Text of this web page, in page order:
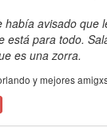
había avisado que
está para todo.
es una zorra.
y mejores